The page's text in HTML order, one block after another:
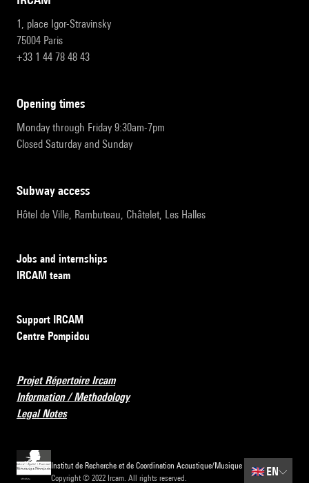
1, place Igor-Stravinsky
75004 Paris
+33 1 44 78 48 43
opening times
Monday through Friday 9:30am-7pm
Closed Saturday and Sunday
subway access
Hôtel de Ville, Rambuteau, Châtelet, Les Halles
Jobs and internships
IRCAM team
Support IRCAM
Centre Pompidou
Projet Répertoire Ircam
Information / Methodology
Legal Notes
Institut de Recherche et de Coordination Acoustique/Musique
Copyright © 2022 Ircam. All rights reserved.
🇬🇧 EN